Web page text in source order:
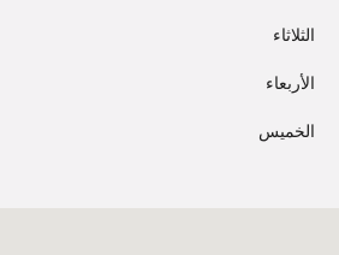
الثلاثاء
الأربعاء
الخميس